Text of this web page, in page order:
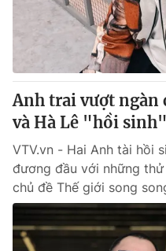
Anh trai vượt ngàn
và Hà Lê "hồi sinh"
VTV.vn - Hai Anh tài hồi
đương đầu với những
chủ đề Thế giới song